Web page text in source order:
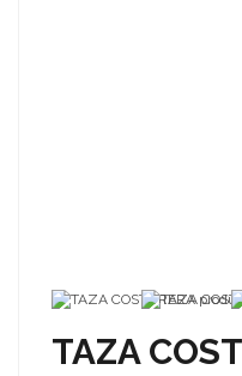
TAZA